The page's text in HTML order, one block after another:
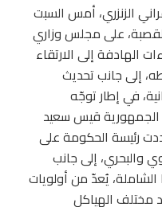
الزنزري، أمس السبت
بالقصبة، على مجلس وزاري
الهادفة إلى الارتقاء
إلى جانب تحديث
في إطار توجّه
الجمهورية قيس سعيد
رئيسة الحكومة على
والبحري، إلى جانب
الشاملة، يُعدّ من أولويات
مختلف الهياكل